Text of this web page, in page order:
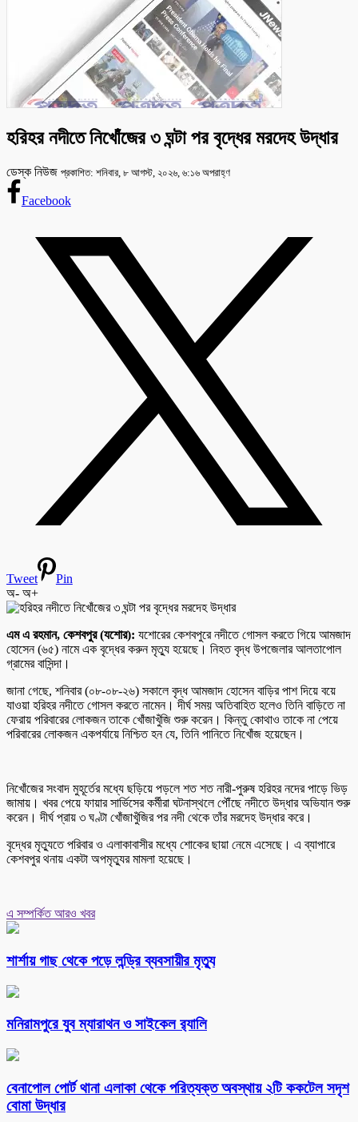
হরিহর নদীতে নিখোঁজের ৩ ঘন্টা পর বৃদ্ধের মরদেহ উদ্ধার
ডেস্ক নিউজ প্রকাশিত: শনিবার, ৮ আগস্ট, ২০২৬, ৬:১৬ অপরাহ্ণ
Facebook
Tweet
Pin
অ- অ+
এম এ রহমান, কেশবপুর (যশোর): যশোরের কেশবপুরে নদীতে গোসল করতে গিয়ে আমজাদ
হোসেন (৬৫) নামে এক বৃদ্ধের করুন মৃত্যু হয়েছে। নিহত বৃদ্ধ উপজেলার আলতাপোল
গ্রামের বাসিন্দা।
জানা গেছে, শনিবার (০৮-০৮-২৬) সকালে বৃদ্ধ আমজাদ হোসেন বাড়ির পাশ দিয়ে বয়ে
যাওয়া হরিহর নদীতে গোসল করতে নামেন। দীর্ঘ সময় অতিবাহিত হলেও তিনি বাড়িতে না
ফেরায় পরিবারের লোকজন তাকে খোঁজাখুঁজি শুরু করেন। কিন্তু কোথাও তাকে না পেয়ে
পরিবারের লোকজন একপর্যায়ে নিশ্চিত হন যে, তিনি পানিতে নিখোঁজ হয়েছেন।
নিখোঁজের সংবাদ মুহূর্তের মধ্যে ছড়িয়ে পড়লে শত শত নারী-পুরুষ হরিহর নদের পাড়ে ভিড়
জামায়। খবর পেয়ে ফায়ার সার্ভিসের কর্মীরা ঘটনাস্থলে পৌঁছে নদীতে উদ্ধার অভিযান শুরু
করেন। দীর্ঘ প্রায় ৩ ঘণ্টা খোঁজাখুঁজির পর নদী থেকে তাঁর মরদেহ উদ্ধার করে।
বৃদ্ধের মৃত্যুতে পরিবার ও এলাকাবাসীর মধ্যে শোকের ছায়া নেমে এসেছে। এ ব্যাপারে
কেশবপুর থনায় একটা অপমৃত্যুর মামলা হয়েছে।
এ সম্পর্কিত আরও খবর
শার্শায় গাছ থেকে পড়ে লন্ড্রি ব্যবসায়ীর মৃত্যু
মনিরামপুরে যুব ম্যারাথন ও সাইকেল র‌্যালি
বেনাপোল পোর্ট থানা এলাকা থেকে পরিত্যক্ত অবস্থায় ২টি ককটেল সদৃশ
বোমা উদ্ধার